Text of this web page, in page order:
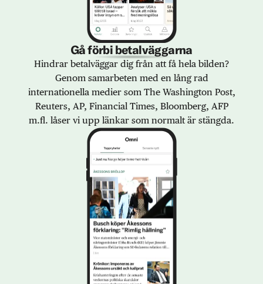
Gå förbi betalväggarna
Hindrar betalväggar dig från att få hela bilden?
Genom samarbeten med en lång rad
internationella medier som The Washington Post,
Reuters, AP, Financial Times, Bloomberg, AFP
m.fl. låser vi upp länkar som normalt är stängda.